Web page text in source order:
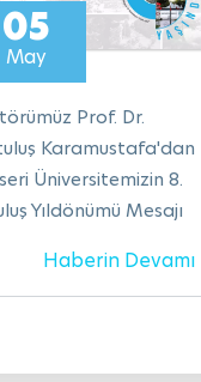
05
May
Prof. Dr.
Karamustafa'dan
Üniversitemizin 8.
Yıldönümü Mesajı
Haberin Devamı